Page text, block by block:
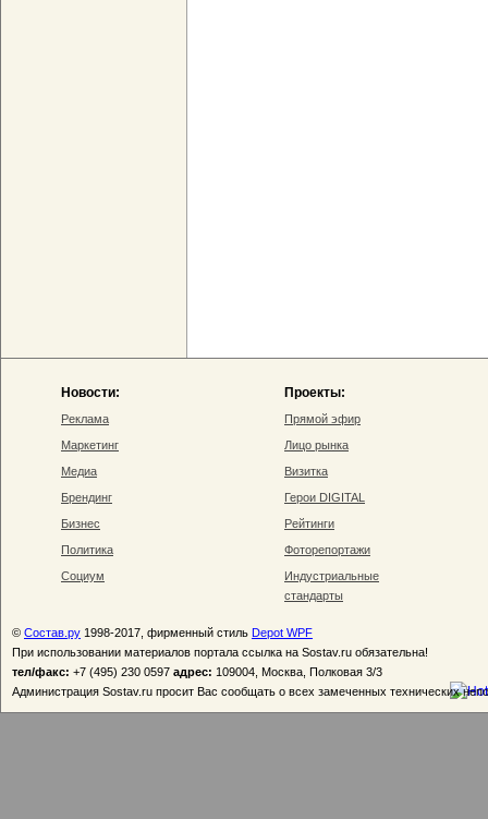
Новости:
Реклама
Маркетинг
Медиа
Брендинг
Бизнес
Политика
Социум
Проекты:
Прямой эфир
Лицо рынка
Визитка
Герои DIGITAL
Рейтинги
Фоторепортажи
Индустриальные
стандарты
© Состав.ру 1998-2017, фирменный стиль Depot WPF
При использовании материалов портала ссылка на Sostav.ru обязательна!
тел/факс: +7 (495) 230 0597 адрес: 109004, Москва, Полковая 3/3
Администрация Sostav.ru просит Вас сообщать о всех замеченных технических